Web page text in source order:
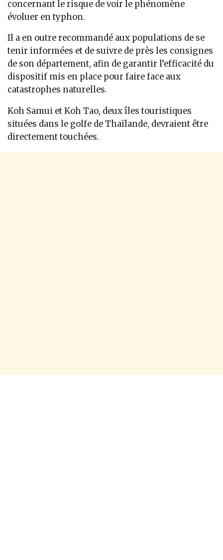
concernant le risque de voir le phénomène
évoluer en typhon.
Il a en outre recommandé aux populations de se
tenir informées et de suivre de près les consignes
de son département, afin de garantir l’efficacité du
dispositif mis en place pour faire face aux
catastrophes naturelles.
Koh Samui et Koh Tao, deux îles touristiques
situées dans le golfe de Thaïlande, devraient être
directement touchées.